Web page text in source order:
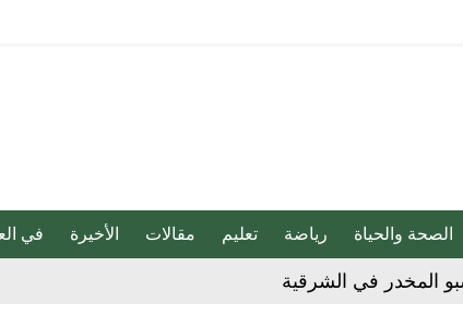
الصحة والحياة رياضة تعليم مقالات الأخيرة في
المخدر في الشرقية